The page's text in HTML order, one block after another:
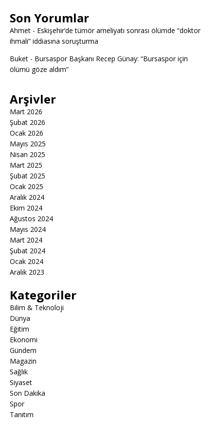
Son Yorumlar
Ahmet - Eskişehir’de tümör ameliyatı sonrası ölümde “doktor
ihmali” iddiasına soruşturma
Buket - Bursaspor Başkanı Recep Günay: “Bursaspor için
ölümü göze aldım”
Arşivler
Mart 2026
Şubat 2026
Ocak 2026
Mayıs 2025
Nisan 2025
Mart 2025
Şubat 2025
Ocak 2025
Aralık 2024
Ekim 2024
Ağustos 2024
Mayıs 2024
Mart 2024
Şubat 2024
Ocak 2024
Aralık 2023
Kategoriler
Bilim & Teknoloji
Dünya
Eğitim
Ekonomi
Gündem
Magazin
Sağlık
Siyaset
Son Dakika
Spor
Tanıtım